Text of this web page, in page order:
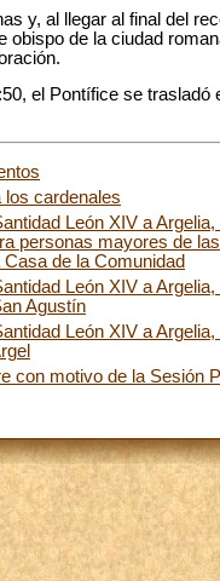
y, al llegar al final del
obispo de la ciudad
el Pontífice se
los cardenales
León XIV a
personas mayores de
de la Comunidad
León XIV a
Agustín
León XIV a
con motivo de la Sesión